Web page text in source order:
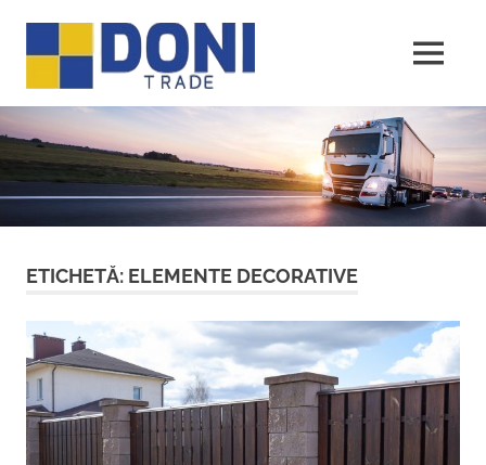
conținut
MENU
ETICHETĂ: ELEMENTE DECORATIVE